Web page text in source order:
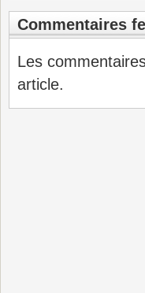
Commentaires
Les
article.